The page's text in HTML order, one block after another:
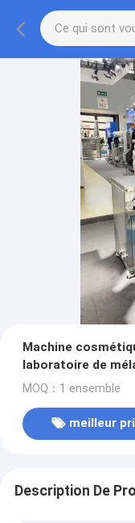
Machine
laboratoire de
d'émulsifiant petite
MOQ：1 ensemble
meilleur
Description De